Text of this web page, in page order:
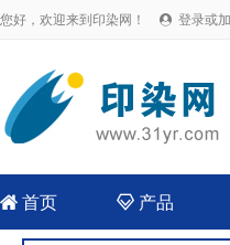
您好，欢迎来到印染网！  登录或
 首页 产品